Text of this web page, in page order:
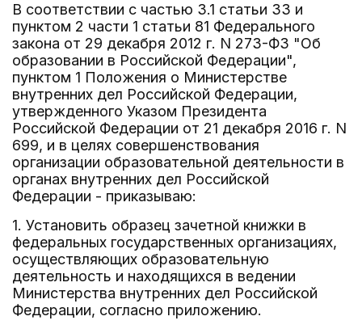
В соответствии с частью 3.1 статьи 33 и
пунктом 2 части 1 статьи 81 Федерального
закона от 29 декабря 2012 г. N 273-ФЗ "Об
образовании в Российской Федерации",
пунктом 1 Положения о Министерстве
внутренних дел Российской Федерации,
утвержденного Указом Президента
Российской Федерации от 21 декабря 2016 г. N
699, и в целях совершенствования
организации образовательной деятельности в
органах внутренних дел Российской
Федерации - приказываю:
1. Установить образец зачетной книжки в
федеральных государственных организациях,
осуществляющих образовательную
деятельность и находящихся в ведении
Министерства внутренних дел Российской
Федерации, согласно приложению.